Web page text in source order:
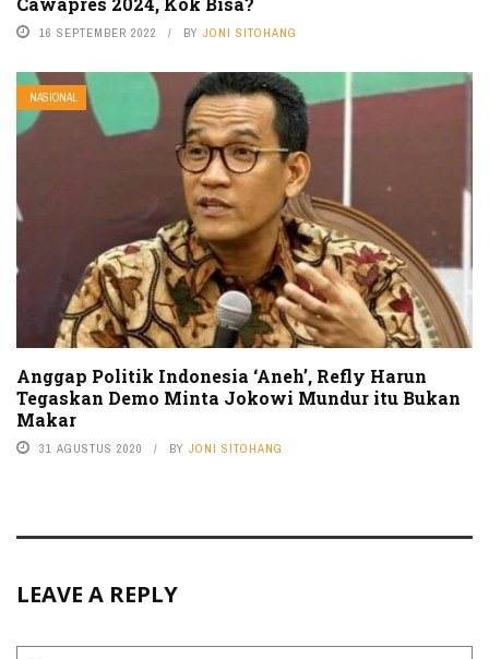
16 SEPTEMBER 2022 BY JONI SITOHANG
NASIONAL
Anggap Politik Indonesia ‘Aneh’, Refly Harun
Tegaskan Demo Minta Jokowi Mundur itu Bukan
Makar
31 AGUSTUS 2020 BY JONI SITOHANG
LEAVE A REPLY